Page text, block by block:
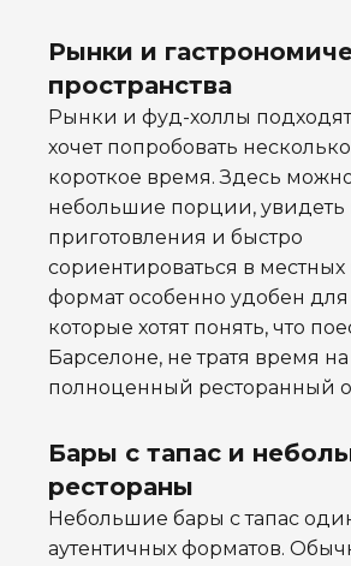
Рынки и
пространства
Рынки и фуд-холлы подходят
хочет попробовать
короткое время. Здесь можно
небольшие порции, увидеть
приготовления и быстро
сориентироваться в местных
формат особенно удобен для
которые хотят понять, что
Барселоне, не тратя время на
полноценный ресторанный
Бары с тапас и
рестораны
Небольшие бары с тапас
аутентичных форматов.